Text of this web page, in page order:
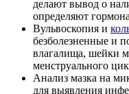
делают вывод о
определяют
Вульвоскопия и
безболезненные и
влагалища, шейки
менструального
Анализ мазка на
для выявления